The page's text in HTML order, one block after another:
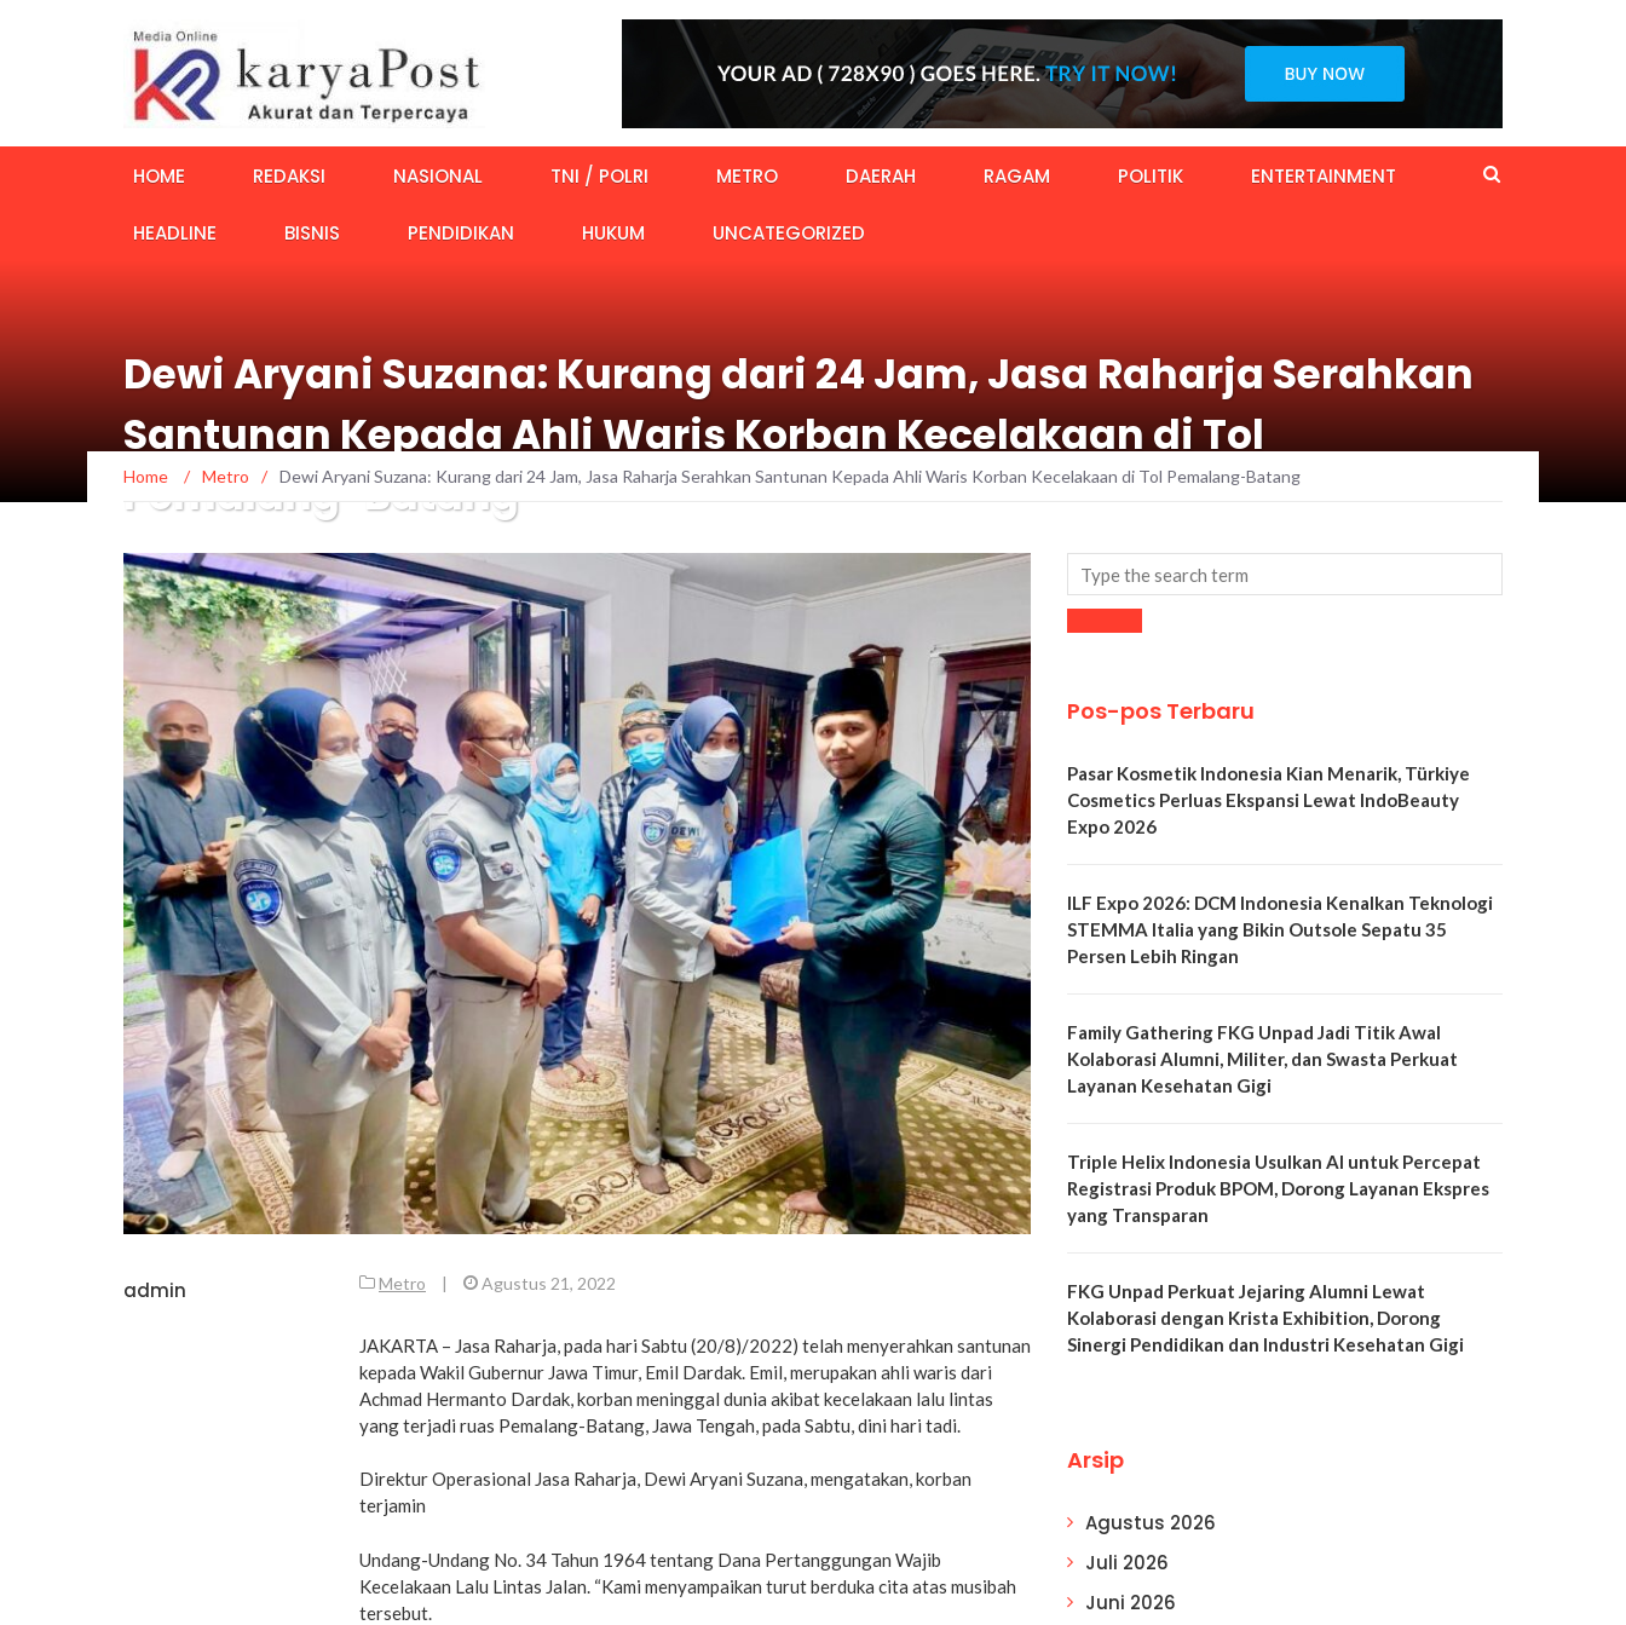
HOME REDAKSI NASIONAL TNI / POLRI METRO DAERAH RAGAM POLITIK ENTERTAINMENT
HEADLINE BISNIS PENDIDIKAN HUKUM UNCATEGORIZED
Dewi Aryani Suzana: Kurang dari 24 Jam, Jasa Raharja Serahkan
Santunan Kepada Ahli Waris Korban Kecelakaan di Tol
Pemalang-Batang
Home / Metro / Dewi Aryani Suzana: Kurang dari 24 Jam, Jasa Raharja Serahkan Santunan Kepada Ahli Waris Korban Kecelakaan di Tol Pemalang-Batang
admin Metro | Agustus 21, 2022
JAKARTA – Jasa Raharja, pada hari Sabtu (20/8)/2022) telah menyerahkan santunan
kepada Wakil Gubernur Jawa Timur, Emil Dardak. Emil, merupakan ahli waris dari
Achmad Hermanto Dardak, korban meninggal dunia akibat kecelakaan lalu lintas
yang terjadi ruas Pemalang-Batang, Jawa Tengah, pada Sabtu, dini hari tadi.
Direktur Operasional Jasa Raharja, Dewi Aryani Suzana, mengatakan, korban
terjamin
Undang-Undang No. 34 Tahun 1964 tentang Dana Pertanggungan Wajib
Kecelakaan Lalu Lintas Jalan. “Kami menyampaikan turut berduka cita atas musibah
tersebut.
Pos-pos Terbaru
Pasar Kosmetik Indonesia Kian Menarik, Türkiye
Cosmetics Perluas Ekspansi Lewat IndoBeauty
Expo 2026
ILF Expo 2026: DCM Indonesia Kenalkan Teknologi
STEMMA Italia yang Bikin Outsole Sepatu 35
Persen Lebih Ringan
Family Gathering FKG Unpad Jadi Titik Awal
Kolaborasi Alumni, Militer, dan Swasta Perkuat
Layanan Kesehatan Gigi
Triple Helix Indonesia Usulkan AI untuk Percepat
Registrasi Produk BPOM, Dorong Layanan Ekspres
yang Transparan
FKG Unpad Perkuat Jejaring Alumni Lewat
Kolaborasi dengan Krista Exhibition, Dorong
Sinergi Pendidikan dan Industri Kesehatan Gigi
Arsip
Agustus 2026
Juli 2026
Juni 2026